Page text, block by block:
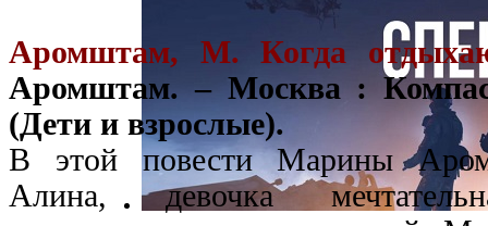
Аромштам, М. Когда
Аромштам. – Москва :
(Дети и взрослые).
В этой повести Марины
Алина, девочка